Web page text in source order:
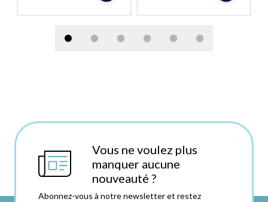
Vous ne voulez plus
manquer aucune
nouveauté ?
Abonnez-vous à notre newsletter et restez